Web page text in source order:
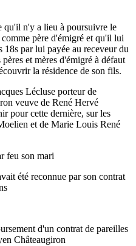
qu'il n'y a lieu à poursuivre le
père d'émigré et qu'il lui
18s par lui payée au receveur du
et mères d'émigré à défaut
la résidence de son fils.
Lécluse porteur de
veuve de René Hervé
pour cette dernière, sur les
et de Marie Louis René
feu son mari
été reconnue par son contrat
d'un contrat de pareilles
Châteaugiron